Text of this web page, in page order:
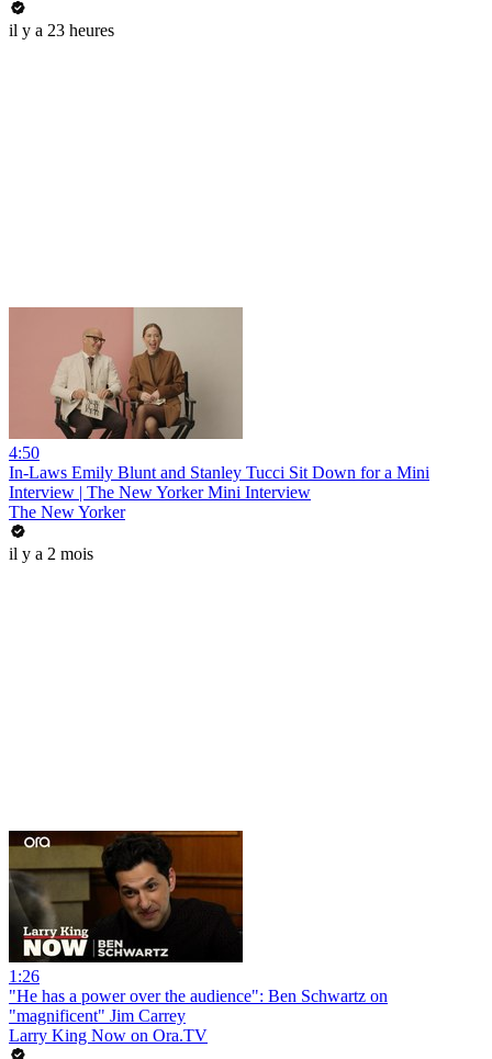
il y a 23 heures
4:50
In-Laws Emily Blunt and Stanley Tucci Sit Down for a Mini
Interview | The New Yorker Mini Interview
The New Yorker
il y a 2 mois
1:26
"He has a power over the audience": Ben Schwartz on
"magnificent" Jim Carrey
Larry King Now on Ora.TV